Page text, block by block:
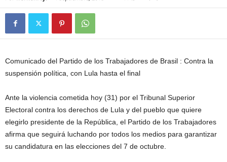
Comunicado del Partido de los Trabajadores de Brasil : Contra la
suspensión política, con Lula hasta el final
Ante la violencia cometida hoy (31) por el Tribunal Superior
Electoral contra los derechos de Lula y del pueblo que quiere
elegirlo presidente de la República, el Partido de los Trabajadores
afirma que seguirá luchando por todos los medios para garantizar
su candidatura en las elecciones del 7 de octubre.